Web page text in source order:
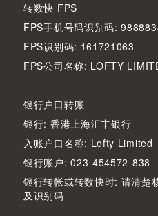
转数快 FPS
FPS手机号码识别码:
FPS识别码: 161721063
FPS公司名称: LOFTY
银行户口转账
银行: 香港上海汇丰银行
入账户口名称: Lofty Limited
银行账户: 023-454572-838
银行转帐或转数快时: 请清楚
及识别码